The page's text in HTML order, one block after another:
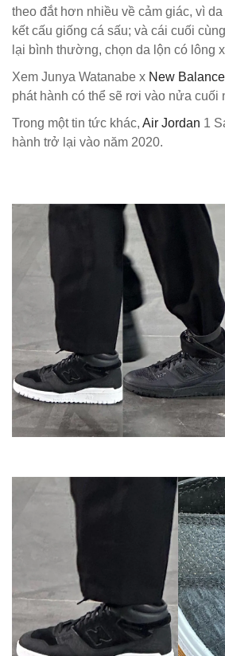
theo đắt hơn nhiều về cảm giác, vì
kết cấu giống cá sấu; và cái cuối
lại bình thường, chọn da lộn có lông
Xem Junya Watanabe x New Balance
phát hành có thể sẽ rơi vào nửa cuối
Trong một tin tức khác, Air Jordan 1
hành trở lại vào năm 2020.